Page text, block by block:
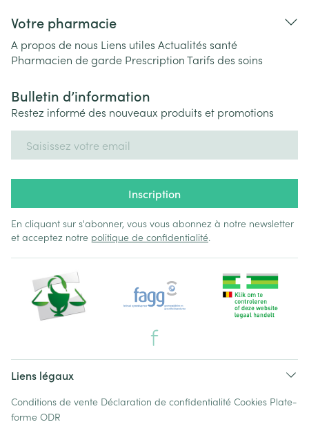
Votre pharmacie
A propos de nous Liens utiles Actualités santé
Pharmacien de garde PrescriptionTarifs des soins
Bulletin d’information
Restez informé des nouveaux produits et promotions
Inscription
En cliquant sur s'abonner, vous vous abonnez à notre newsletter
et acceptez notre politique de confidentialité.
Liens légaux
Conditions de vente Déclaration de confidentialité Cookies Plate-
forme ODR